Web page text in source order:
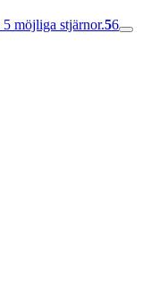
möjliga stjärnor.56